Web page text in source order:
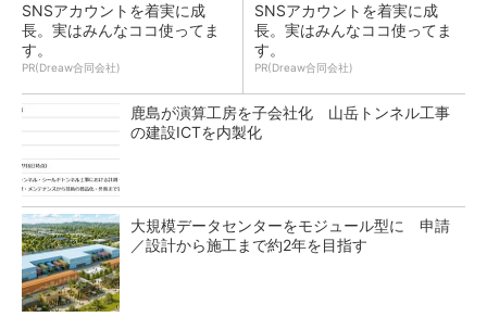
SNSアカウントを着実に成
長。実はみんなココ使ってま
す。
PR(Dreaw合同会社)
SNSアカウントを着実に成
長。実はみんなココ使ってま
す。
PR(Dreaw合同会社)
鹿島が演算工房を子会社化 山岳トンネル工事
の建設ICTを内製化
大規模データセンターをモジュール型に 申請
／設計から施工まで約2年を目指す